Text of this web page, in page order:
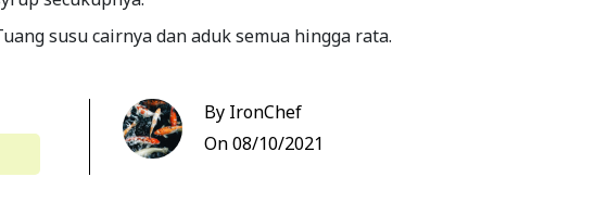
susu cairnya dan aduk semua hingga rata.
Bookmark
By IronChef
On 08/10/2021